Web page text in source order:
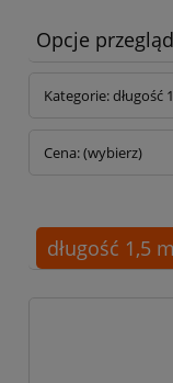
Opcje
Kategorie: długość
Cena: (wybierz)
długość 1,5 m